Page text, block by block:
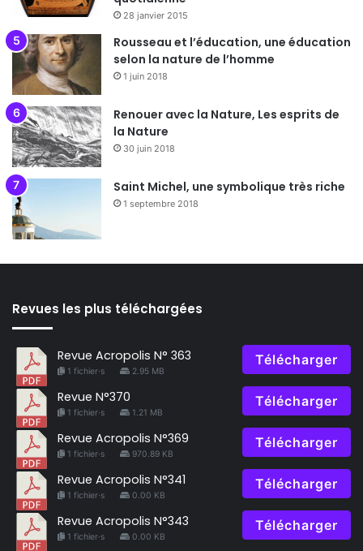
28 janvier 2015
Rousseau et l’éducation, une éducation
selon la nature de l’homme
1 juin 2018
Renouer avec la Nature, Les esprits de
la Nature
30 juin 2018
Saint Michel, une symbolique très riche
1 septembre 2018
Revues les plus téléchargées
Revue Acropolis N° 363
1 fichier·s 2.95 MB
Télécharger
Revue N°370
1 fichier·s 1.21 MB
Télécharger
Revue Acropolis N°369
1 fichier·s 970.89 KB
Télécharger
Revue Acropolis N°341
1 fichier·s 0.00 KB
Télécharger
Revue Acropolis N°343
1 fichier·s 0.00 KB
Télécharger